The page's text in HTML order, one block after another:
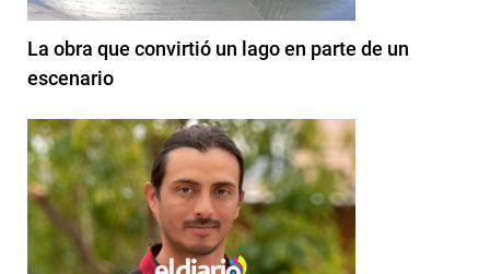
La obra que convirtió un lago en parte de un
escenario